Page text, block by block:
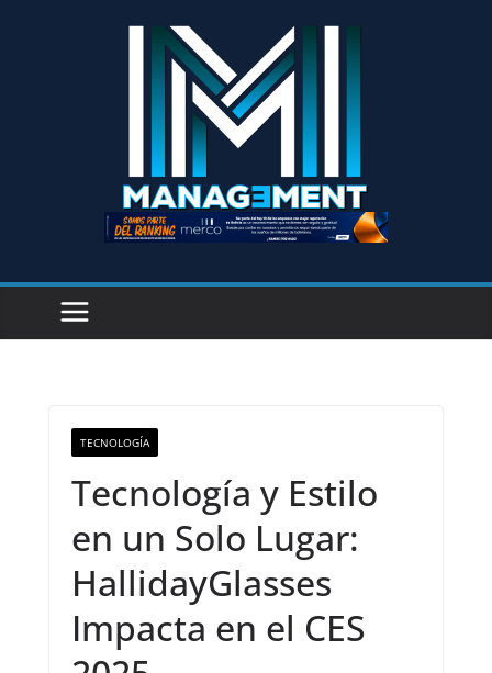
TECNOLOGÍA
Tecnología y Estilo
en un Solo Lugar:
HallidayGlasses
Impacta en el CES